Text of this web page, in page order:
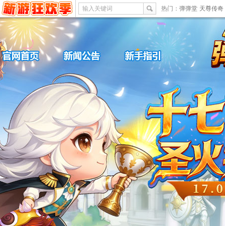
输入关键词 热门： 弹弹堂 天尊传奇